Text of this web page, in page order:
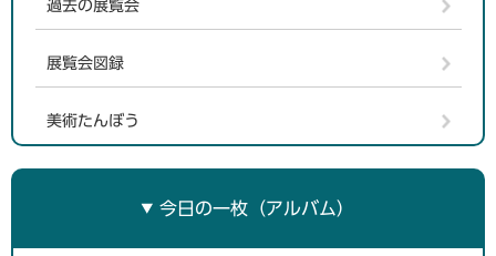
過去の展覧会
展覧会図録
美術たんぼう
今日の一枚（アルバム）